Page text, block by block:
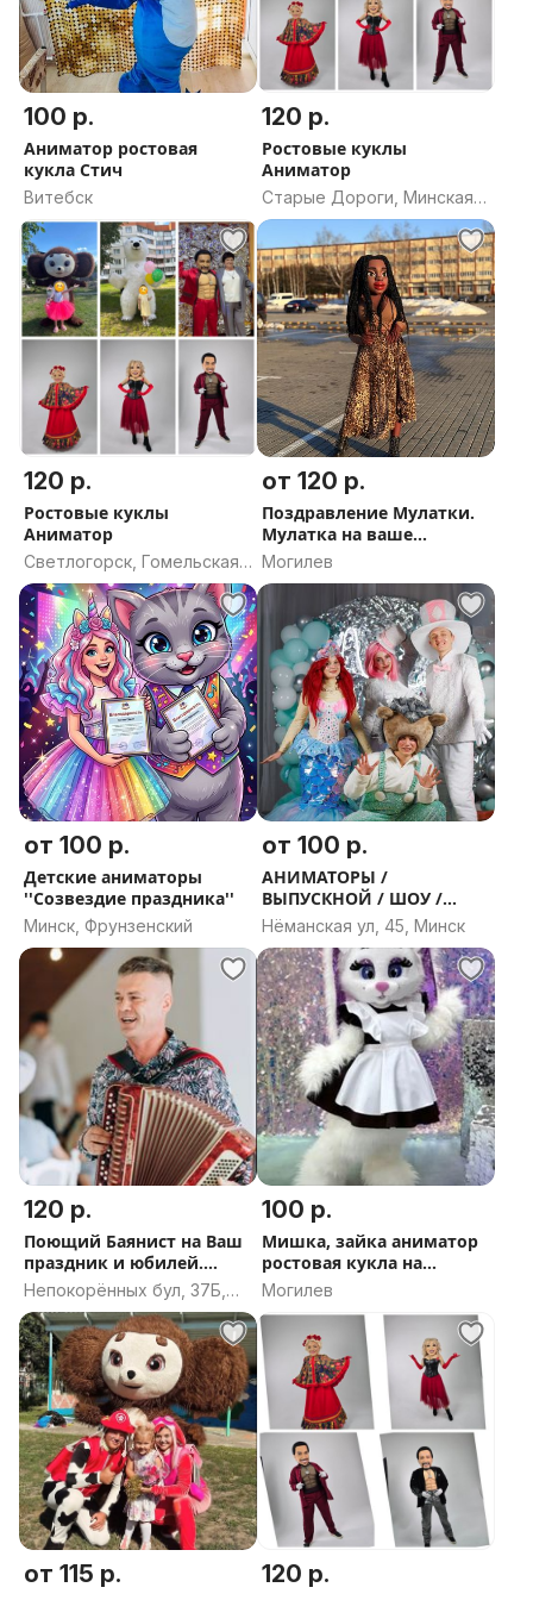
Также у нас можно заказать поздравление Дедушки
Мороза и Снегурочки на Новый год
100 р.
Аниматор ростовая
кукла Стич
Витебск
120 р.
Ростовые куклы
Аниматор
Старые Дороги, Минская
область
120 р.
Ростовые куклы
Аниматор
Светлогорск, Гомельская
область
от 120 р.
Поздравление Мулатки.
Мулатка на ваше
торжество
Могилев
от 100 р.
Детские аниматоры
''Созвездие праздника''
Минск, Фрунзенский
от 100 р.
АНИМАТОРЫ /
ВЫПУСКНОЙ / ШОУ /
КВЕСТЫ / СПЕКТАКЛИ
Нёманская ул, 45, Минск
120 р.
Поющий Баянист на Ваш
праздник и юбилей.
Порву Баян
Непокорённых бул, 37Б,
Могилёв, Могилёвская
область
100 р.
Мишка, зайка аниматор
ростовая кукла на
Праздник
Могилев
от 115 р. 120 р.